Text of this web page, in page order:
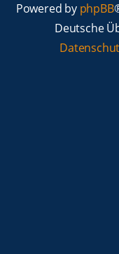
Powered by phpBB
Deutsche